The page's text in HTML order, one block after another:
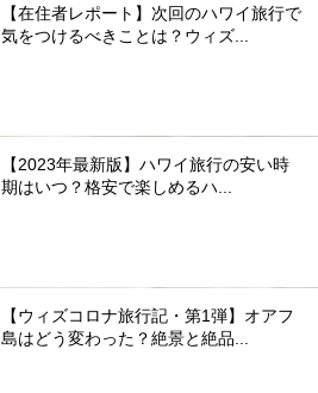
【在住者レポート】次回のハワイ旅行で
気をつけるべきことは？ウィズ...
【2023年最新版】ハワイ旅行の安い時
期はいつ？格安で楽しめるハ...
【ウィズコロナ旅行記・第1弾】オアフ
島はどう変わった？絶景と絶品...